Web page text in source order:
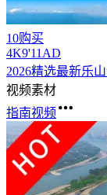
10购买
4K9'11 AD
2026精选最新乐山
视频素材
指南视频